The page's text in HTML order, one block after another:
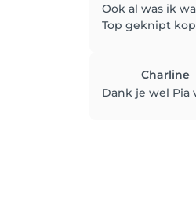
Ook al was ik
Top geknipt
Charline
Dank je wel Pia